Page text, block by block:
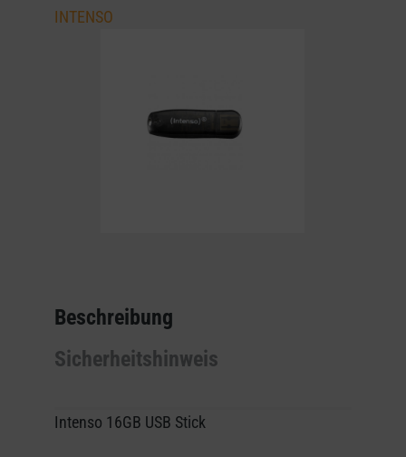
INTENSO
Beschreibung
Sicherheitshinweis
Intenso 16GB USB Stick